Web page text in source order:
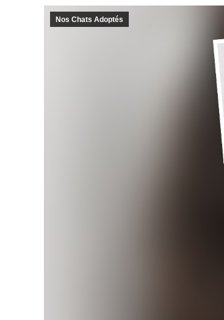
Nos Chats Adoptés